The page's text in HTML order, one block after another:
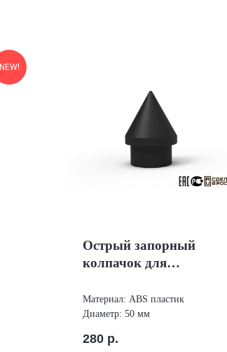
NEW!
Острый запорный
колпачок для
Материал: ABS пластик
Диаметр: 50 мм
280 р.